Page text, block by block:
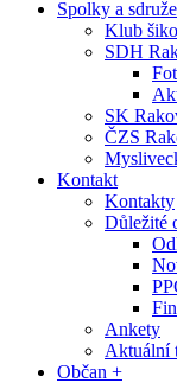
Spolky a
Klub
SDH
SK
ČZS
Kontakt
Kontakty
Důležité
Ankety
Aktuální
Občan +